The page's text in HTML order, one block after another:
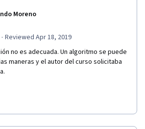
Moreno
· Reviewed Apr 18, 2019
no es adecuada. Un algoritmo se puede
maneras y el autor del curso solicitaba